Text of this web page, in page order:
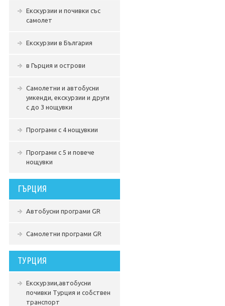
Екскурзии и почивки със
самолет
Екскурзии в България
в Гърция и острови
Самолетни и автобусни
уикенди, екскурзии и други
с до 3 нощувки
Програми с 4 нощувкии
Програми с 5 и повече
нощувки
ГЪРЦИЯ
Автобусни програми GR
Самолетни програми GR
ТУРЦИЯ
Екскурзии,автобусни
почивки Турция и собствен
транспорт